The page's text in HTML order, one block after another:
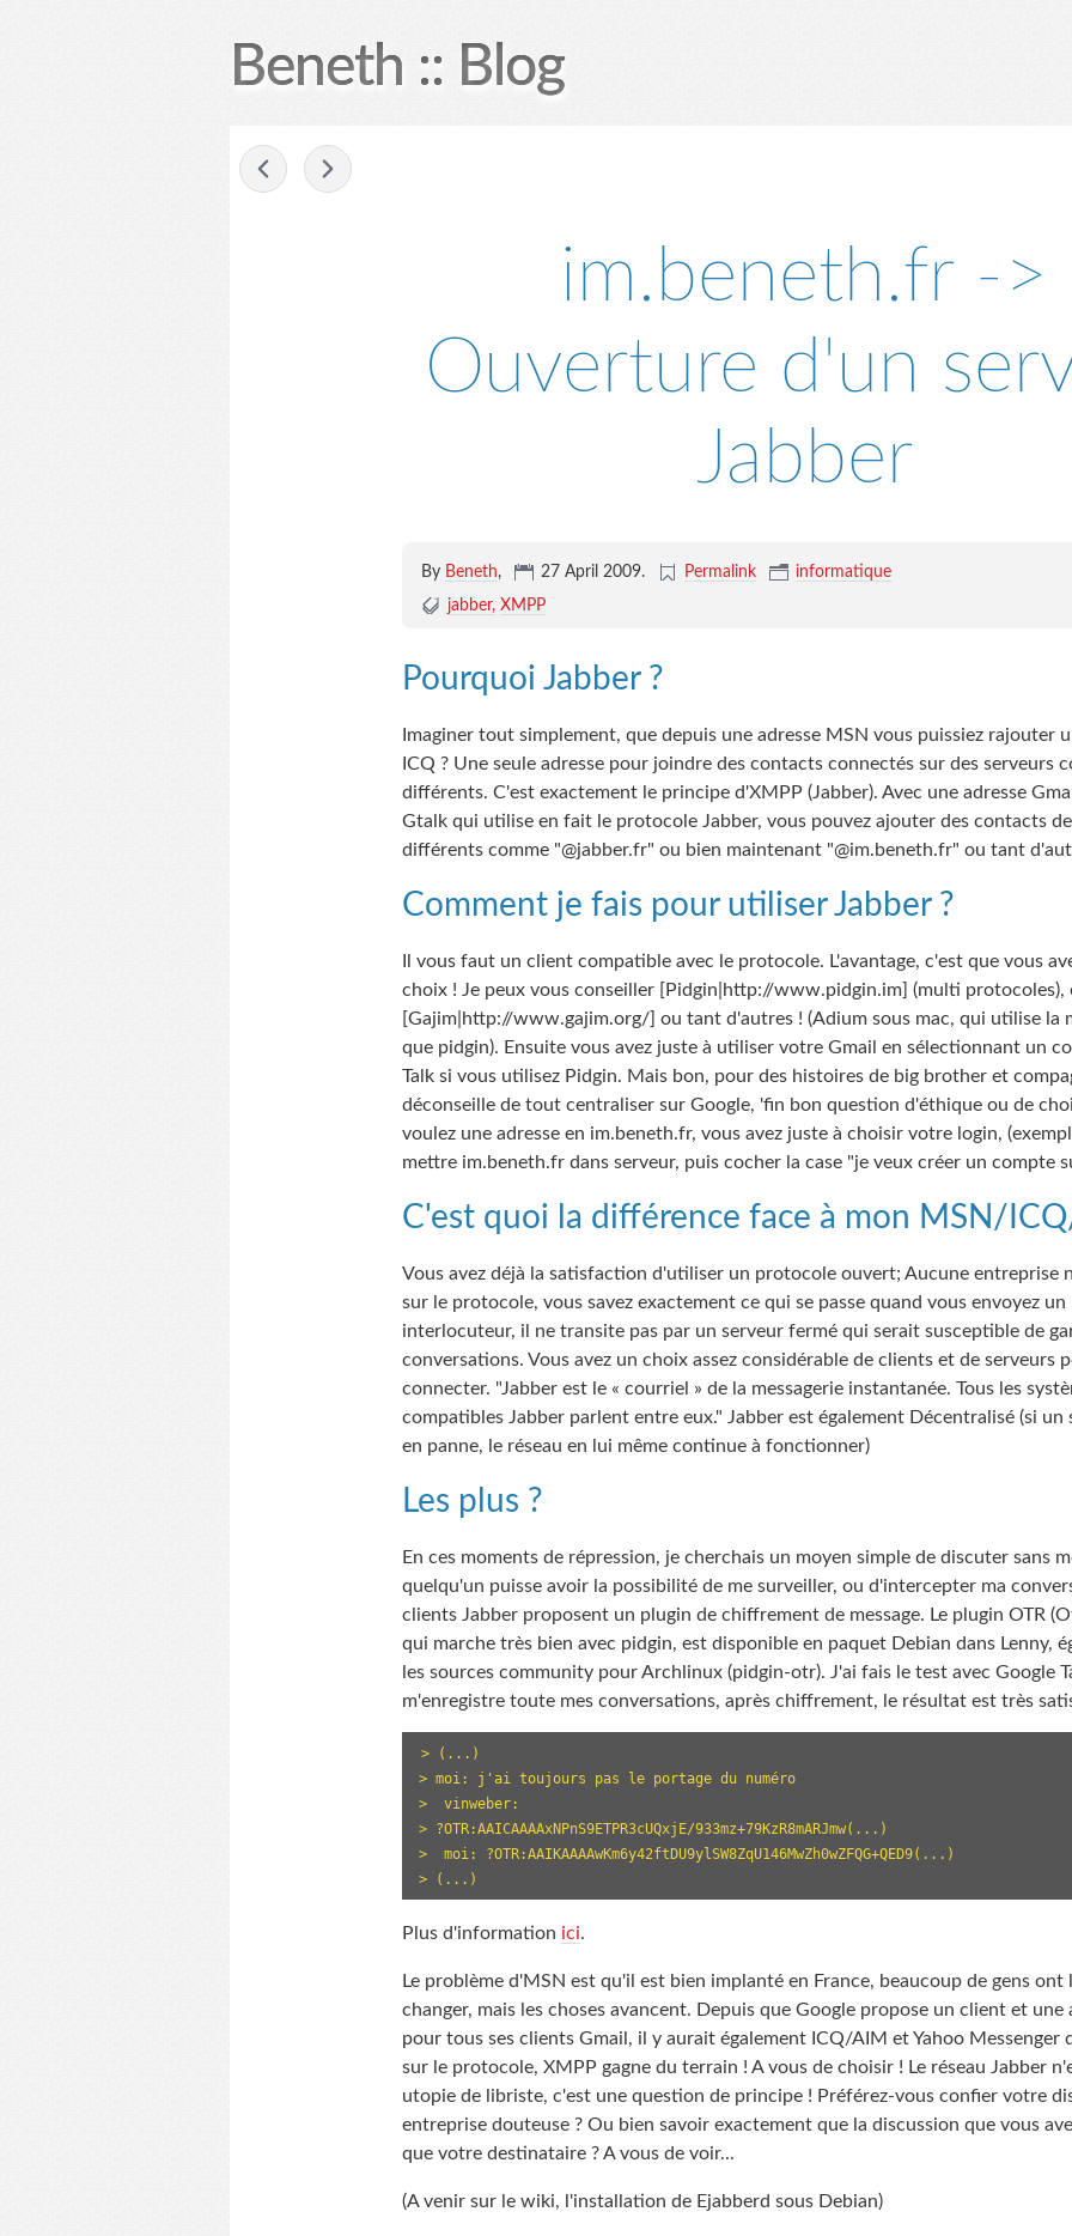
Beneth :: Blog
im.beneth.fr ->
Ouverture d'un
Jabber
By Beneth, 27 April 2009. Permalink
informatique
jabber XMPP
Pourquoi Jabber ?
Imaginer tout simplement, que depuis une adresse MSN vous puissiez rajouter
ICQ ? Une seule adresse pour joindre des contacts connectés sur des serveurs
différents. C'est exactement le principe d'XMPP (Jabber). Avec une adresse
Gtalk qui utilise en fait le protocole Jabber, vous pouvez ajouter des contacts
différents comme "@jabber.fr" ou bien maintenant "@im.beneth.fr" ou tant
Comment je fais pour utiliser Jabber ?
Il vous faut un client compatible avec le protocole. L'avantage, c'est que vous
choix ! Je peux vous conseiller [Pidgin|http://www.pidgin.im] (multi protocoles),
[Gajim|http://www.gajim.org/] ou tant d'autres ! (Adium sous mac, qui utilise la
que pidgin). Ensuite vous avez juste à utiliser votre Gmail en sélectionnant un
Talk si vous utilisez Pidgin. Mais bon, pour des histoires de big brother et
déconseille de tout centraliser sur Google, 'fin bon question d'éthique ou de
voulez une adresse en im.beneth.fr, vous avez juste à choisir votre login,
mettre im.beneth.fr dans serveur, puis cocher la case "je veux créer un compte
C'est quoi la différence face à mon MSN/
Vous avez déjà la satisfaction d'utiliser un protocole ouvert; Aucune entreprise
sur le protocole, vous savez exactement ce qui se passe quand vous envoyez un
interlocuteur, il ne transite pas par un serveur fermé qui serait susceptible de
conversations. Vous avez un choix assez considérable de clients et de serveurs
connecter. "Jabber est le « courriel » de la messagerie instantanée. Tous les
compatibles Jabber parlent entre eux." Jabber est également Décentralisé (si un
en panne, le réseau en lui même continue à fonctionner)
Les plus ?
En ces moments de répression, je cherchais un moyen simple de discuter sans
quelqu'un puisse avoir la possibilité de me surveiller, ou d'intercepter ma
clients Jabber proposent un plugin de chiffrement de message. Le plugin OTR
qui marche très bien avec pidgin, est disponible en paquet Debian dans Lenny,
les sources community pour Archlinux (pidgin-otr). J'ai fais le test avec Google
m'enregistre toute mes conversations, après chiffrement, le résultat est très
> (...)
> moi: j'ai toujours pas le portage du numéro
>  vinweber:
> ?OTR:AAICAAAAxNPnS9ETPR3cUQxjE/933mz+79KzR8mARJmw(...)
>  moi: ?OTR:AAIKAAAAwKm6y42ftDU9ylSW8ZqU146MwZh0wZFQG+QED9(...)
Plus d'information ici.
Le problème d'MSN est qu'il est bien implanté en France, beaucoup de gens ont
changer, mais les choses avancent. Depuis que Google propose un client et une
pour tous ses clients Gmail, il y aurait également ICQ/AIM et Yahoo Messenger
sur le protocole, XMPP gagne du terrain ! A vous de choisir ! Le réseau Jabber
utopie de libriste, c'est une question de principe ! Préférez-vous confier votre
entreprise douteuse ? Ou bien savoir exactement que la discussion que vous
que votre destinataire ? A vous de voir...
(A venir sur le wiki, l'installation de Ejabberd sous Debian)